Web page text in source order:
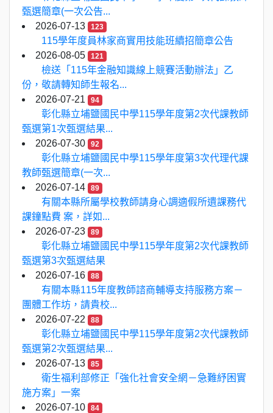
甄選簡章(一次公告...
2026-07-13
123
115學年度員林家商實用技能班續招簡章公告
2026-08-05
121
檢送「115年金融知識線上競賽活動辦法」乙
份，敬請轉知師生報名...
2026-07-21
94
彰化縣立埔鹽國民中學115學年度第2次代課教師
甄選第1次甄選結果...
2026-07-30
92
彰化縣立埔鹽國民中學115學年度第3次代理代課
教師甄選簡章(一次...
2026-07-14
89
有關本縣所屬學校教師請身心調適假所遺課務代
課鐘點費 案，詳如...
2026-07-23
89
彰化縣立埔鹽國民中學115學年度第2次代課教師
甄選第3次甄選結果
2026-07-16
88
有關本縣115年度教師諮商輔導支持服務方案－
團體工作坊，請貴校...
2026-07-22
88
彰化縣立埔鹽國民中學115學年度第2次代課教師
甄選第2次甄選結果...
2026-07-13
85
衛生福利部修正「強化社會安全網－急難紓困實
施方案」一案
2026-07-10
84